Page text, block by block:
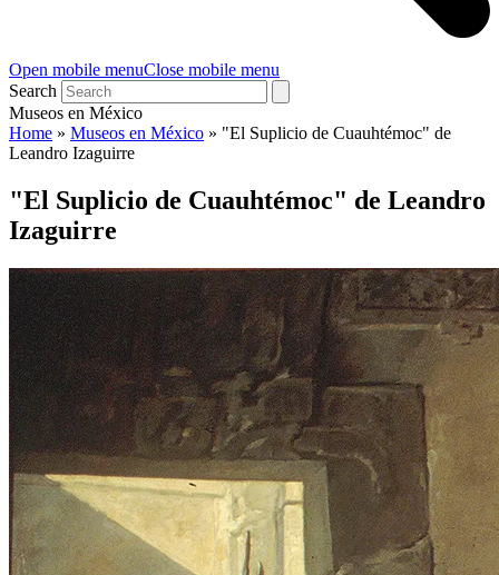
Open mobile menuClose mobile menu
Search
Museos en México
Home » Museos en México » "El Suplicio de Cuauhtémoc" de
Leandro Izaguirre
"El Suplicio de Cuauhtémoc" de Leandro
Izaguirre